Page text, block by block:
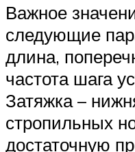
Важное
следующие
длина,
частота шага
Затяжка –
стропильных
достаточную